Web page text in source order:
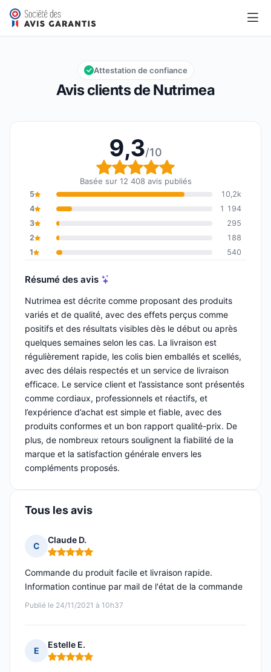
Nutrimea
Note globale : 9,3 sur 10
9,3/10
Avis clients de Nutrimea
Attestation de confiance
9,3/10
Note globale : 9,3 sur
Basée sur 12 408 avis publiés
5
10,2k
4
1 194
3
295
2
188
1
540
Résumé des avis
Nutrimea est décrite comme proposant des produits
variés et de qualité, avec des effets perçus comme
positifs et des résultats visibles dès le début ou après
quelques semaines selon les cas. La livraison est
régulièrement rapide, les colis bien emballés et scellés,
avec des délais respectés et un service de livraison
efficace. Le service client et l’assistance sont présentés
comme cordiaux, professionnels et réactifs, et
l’expérience d’achat est simple et fiable, avec des
produits conformes et un bon rapport qualité-prix. De
plus, de nombreux retours soulignent la fiabilité de la
marque et la satisfaction générale envers les
compléments proposés.
Tous les avis
C
Claude D.
Note : 5 sur 5
Publié le 24/11/2021 à 10h37
Commande du produit facile et livraison rapide.
Information continue par mail de l'état de la commande
E
Estelle E.
Note : 5 sur 5